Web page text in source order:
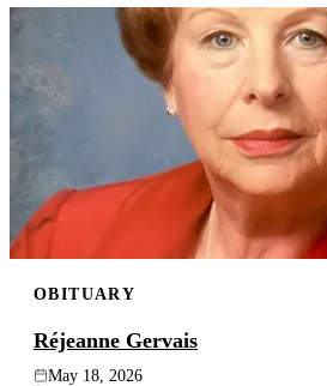
OBITUARY
Réjeanne Gervais
May 18, 2026